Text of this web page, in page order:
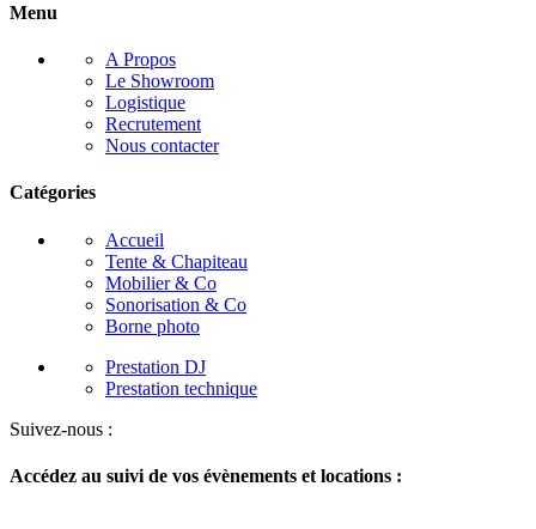
Menu
A Propos
Le Showroom
Logistique
Recrutement
Nous contacter
Catégories
Accueil
Tente & Chapiteau
Mobilier & Co
Sonorisation & Co
Borne photo
Prestation DJ
Prestation technique
Suivez-nous :
Accédez au suivi de vos évènements et locations :